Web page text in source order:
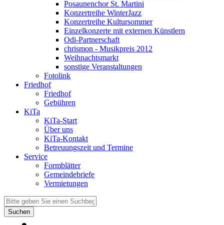
Posaunenchor St. Martini
Konzertreihe WinterJazz
Konzertreihe Kultursommer
Einzelkonzerte mit externen Künstlern
Odi-Partnerschaft
chrismon - Musikpreis 2012
Weihnachtsmarkt
sonstige Veranstaltungen
Fotolink
Friedhof
Friedhof
Gebühren
KiTa
KiTa-Start
Über uns
KiTa-Kontakt
Betreuungszeit und Termine
Service
Formblätter
Gemeindebriefe
Vermietungen
Suchen